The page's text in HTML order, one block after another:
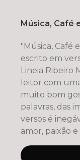
Música, Café
"Música, Café
escrito em
Lineia Ribeiro
leitor com
muito bom
palavras, das
versos é
amor, paixão